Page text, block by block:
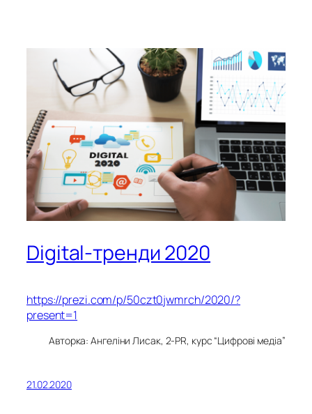
Digital-тренди 2020
https://prezi.com/p/50czt0jwmrch/2020/?
present=1
Авторка: Ангеліни Лисак, 2-PR, курс “Цифрові медіа”
21.02.2020